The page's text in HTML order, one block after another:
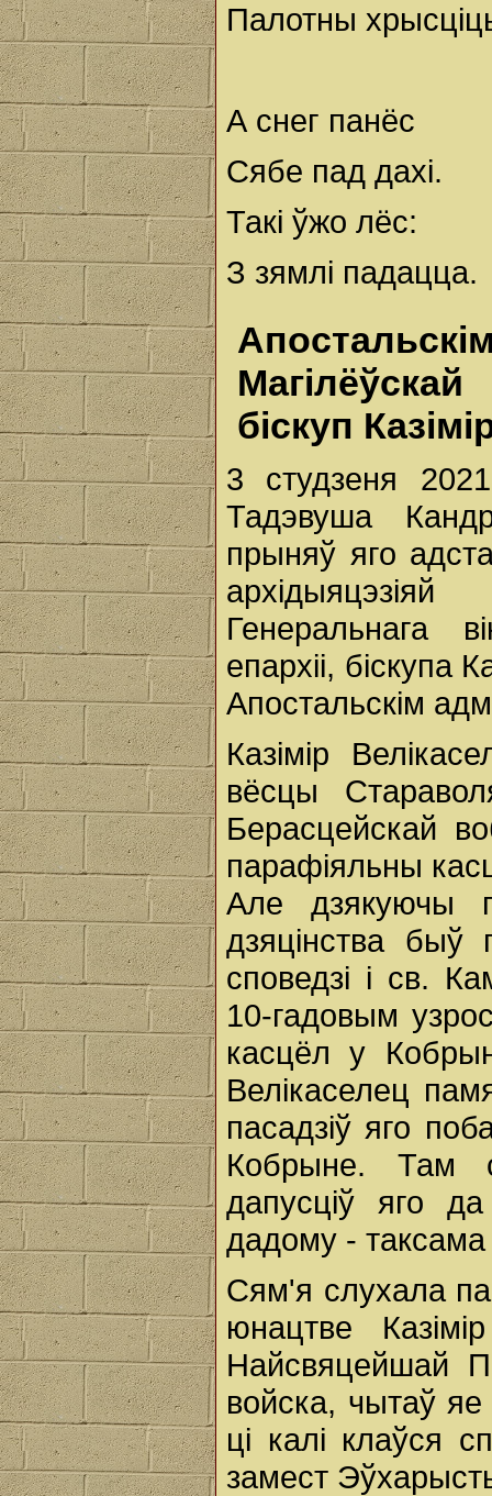
Палотны
А снег панёс
Сябе пад дахі.
Такі ўжо лёс:
З зямлі падацца.
біскуп
3 студзеня
Тадэвуша
прыняў яго
Генеральнага
епархіі, біскупа
Апостальскім
Казімір
вёсцы
Берасцейскай
парафіяльны
Але дзякуючы
дзяцінства
споведзі і св.
10-гадовым
касцёл у
Велікаселец
пасадзіў яго
Кобрыне. Там
дапусціў яго
дадому -
Сям'я слухала
юнацтве
Найсвяцейшай
войска, чытаў яе
ці калі клаўся
замест